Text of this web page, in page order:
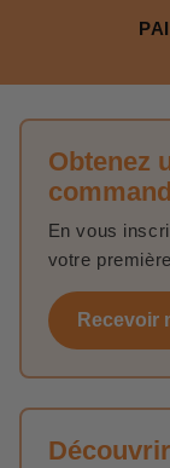
Obtenez
En vous
votre
Recevoir